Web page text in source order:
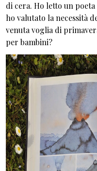
di cera. Ho letto un
ho valutato la necessità
venuta voglia di
per bambini?